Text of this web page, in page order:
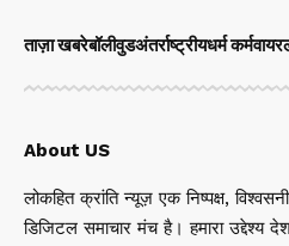
ताज़ा खबरेबॉलीवुडअंतर्राष्ट्रीयधर्म कर्म
About US
लोकहित क्रांति न्यूज़ एक निष्पक्ष,
डिजिटल समाचार मंच है। हमारा उद्देश्य